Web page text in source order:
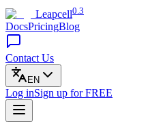
Leapcell0.3
DocsPricingBlog
Contact Us
EN
Log inSign up for FREE